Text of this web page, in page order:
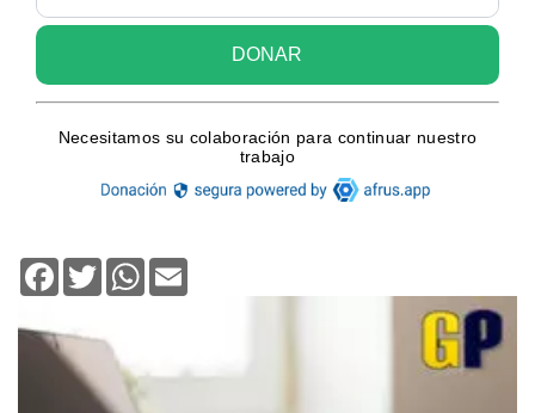
Facebook
TwitterWhatsApp